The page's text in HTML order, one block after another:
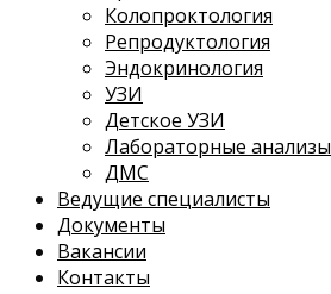
Колопроктология
Репродуктология
Эндокринология
УЗИ
Детское УЗИ
Лабораторные анализы
ДМС
Ведущие специалисты
Документы
Вакансии
Контакты